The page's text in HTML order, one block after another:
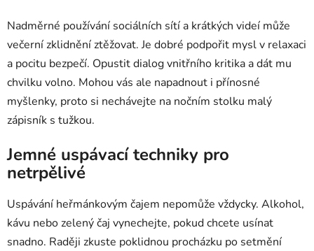
Nadměrné používání sociálních sítí a krátkých videí může
večerní zklidnění ztěžovat. Je dobré podpořit mysl v relaxaci
a pocitu bezpečí. Opustit dialog vnitřního kritika a dát mu
chvilku volno. Mohou vás ale napadnout i přínosné
myšlenky, proto si nechávejte na nočním stolku malý
zápisník s tužkou.
Jemné uspávací techniky pro
netrpělivé
Uspávání heřmánkovým čajem nepomůže vždycky. Alkohol,
kávu nebo zelený čaj vynechejte, pokud chcete usínat
snadno. Raději zkuste poklidnou procházku po setmění